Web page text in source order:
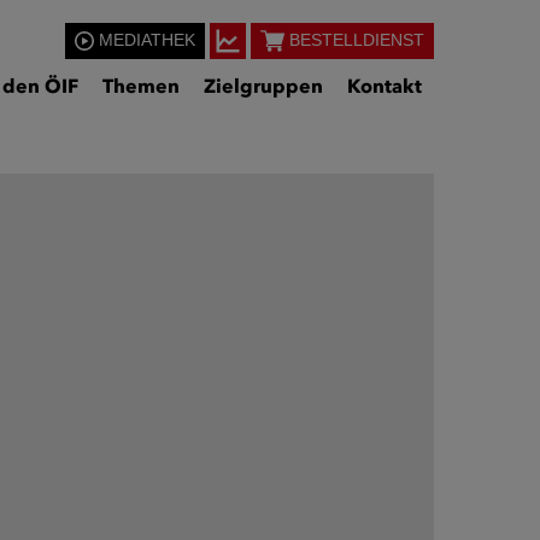
MEDIATHEK BESTELLDIENST
ÖIF Themen Zielgruppen Kontakt